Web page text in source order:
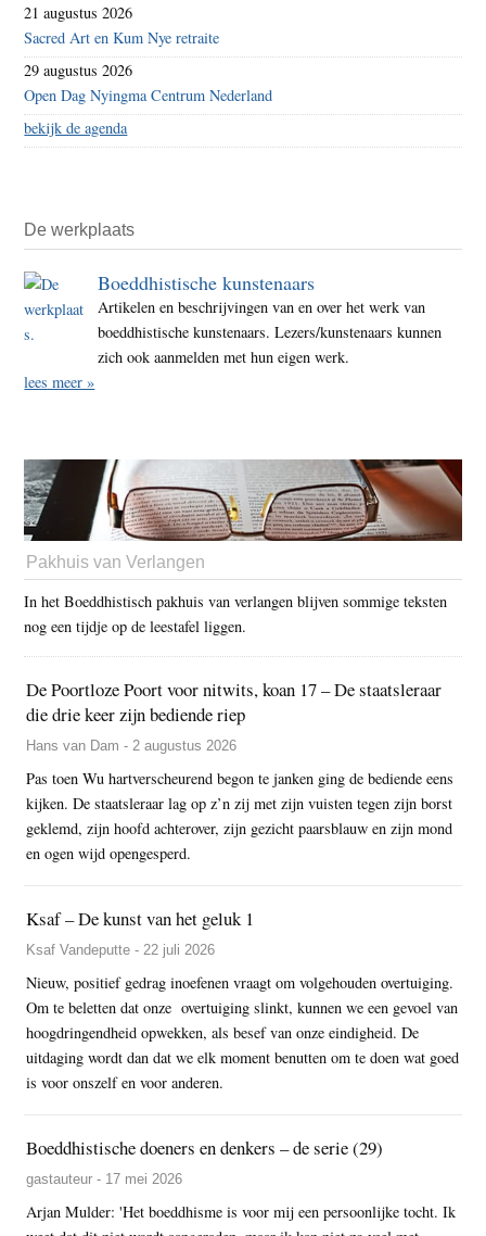
21 augustus 2026
Sacred Art en Kum Nye retraite
29 augustus 2026
Open Dag Nyingma Centrum Nederland
bekijk de agenda
De werkplaats
Boeddhistische kunstenaars
Artikelen en beschrijvingen van en over het werk van
boeddhistische kunstenaars. Lezers/kunstenaars kunnen
zich ook aanmelden met hun eigen werk.
lees meer »
Pakhuis van Verlangen
In het Boeddhistisch pakhuis van verlangen blijven sommige teksten
nog een tijdje op de leestafel liggen.
De Poortloze Poort voor nitwits, koan 17 – De staatsleraar
die drie keer zijn bediende riep
Hans van Dam - 2 augustus 2026
Pas toen Wu hartverscheurend begon te janken ging de bediende eens
kijken. De staatsleraar lag op z’n zij met zijn vuisten tegen zijn borst
geklemd, zijn hoofd achterover, zijn gezicht paarsblauw en zijn mond
en ogen wijd opengesperd.
Ksaf – De kunst van het geluk 1
Ksaf Vandeputte - 22 juli 2026
Nieuw, positief gedrag inoefenen vraagt om volgehouden overtuiging.
Om te beletten dat onze overtuiging slinkt, kunnen we een gevoel van
hoogdringendheid opwekken, als besef van onze eindigheid. De
uitdaging wordt dan dat we elk moment benutten om te doen wat goed
is voor onszelf en voor anderen.
Boeddhistische doeners en denkers – de serie (29)
gastauteur - 17 mei 2026
Arjan Mulder: 'Het boeddhisme is voor mij een persoonlijke tocht. Ik